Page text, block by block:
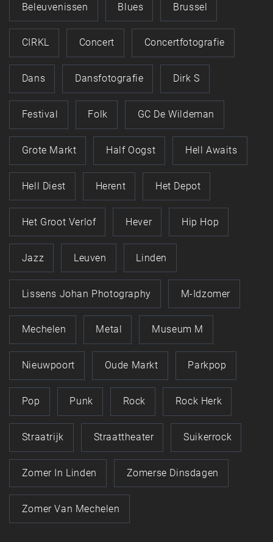
Beleuvenissen Blues Brussel
CIRKL Concert Concertfotografie
Dans Dansfotografie Dirk S
Festival Folk GC De Wildeman
Grote Markt Half Oogst Hell Awaits
Hell Diest Herent Het Depot
Het Groot Verlof Hever Hip Hop
Jazz Leuven Linden
Lissens Johan Photography M-Idzomer
Mechelen Metal Museum M
Nieuwpoort Oude Markt Parkpop
Pop Punk Rock Rock Herk
Straatrijk Straattheater Suikerrock
Zomer In Linden Zomerse Dinsdagen
Zomer Van Mechelen